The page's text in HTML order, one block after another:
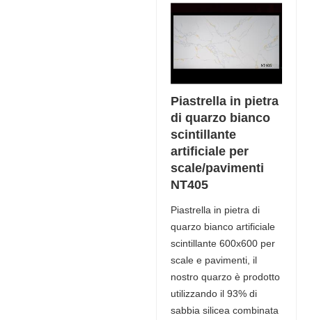
Piastrella in pietra
di quarzo bianco
scintillante
artificiale per
scale/pavimenti
NT405
Piastrella in pietra di
quarzo bianco artificiale
scintillante 600x600 per
scale e pavimenti, il
nostro quarzo è prodotto
utilizzando il 93% di
sabbia silicea combinata